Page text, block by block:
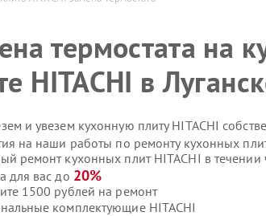
термостата на
HITACHI в
и увезем кухонную плиту HITACHI
на наши работы по ремонту кухонных
ремонт кухонных плит HITACHI в течении
для вас до 20%
1500 рублей на ремонт
комплектующие HITACHI